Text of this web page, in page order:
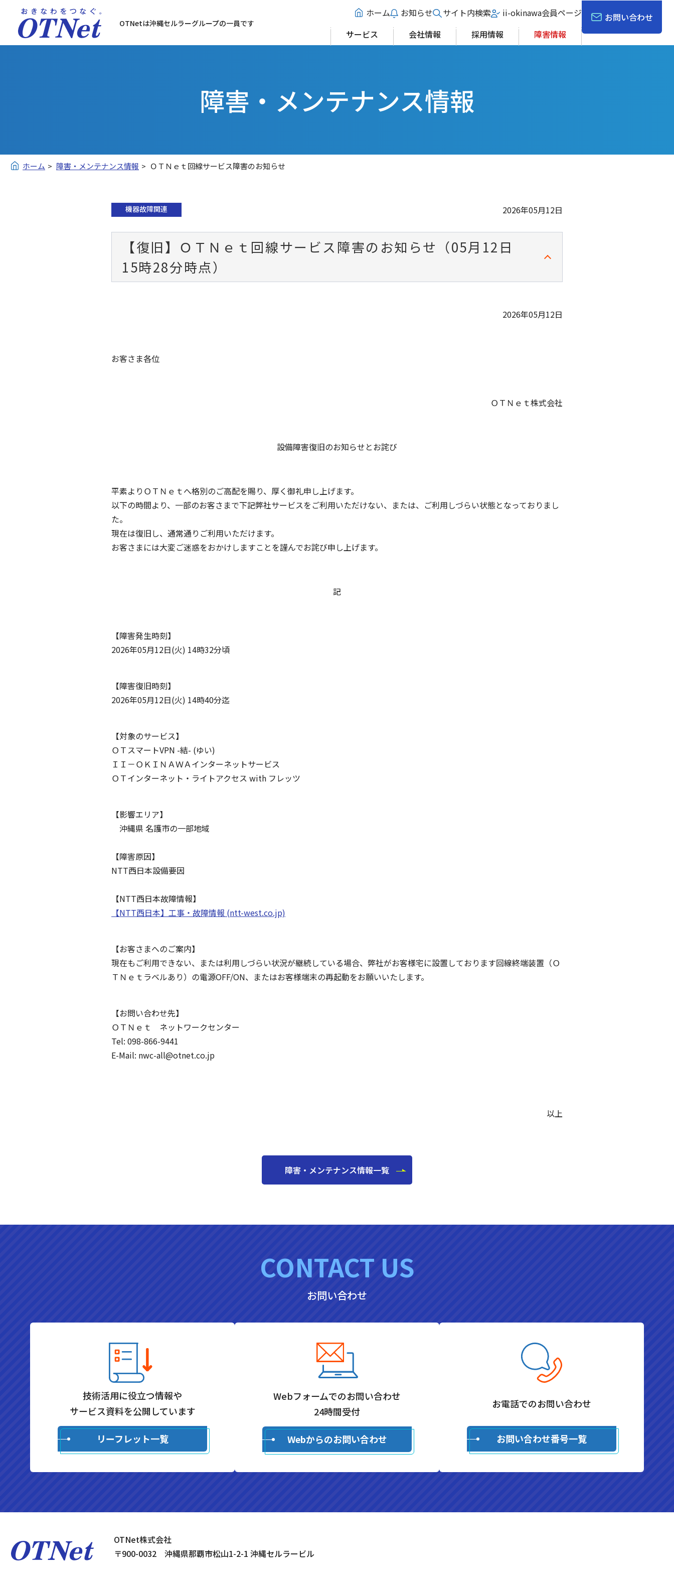
OTNetは沖縄セルラーグループの一員です
ホーム お知らせ サイト内検索
ii-okinawa会員ページ
サービス
会社情報 採用情報 障害情報
お問い合わせ
障害・メンテナンス情報
ホーム 障害・メンテナンス情報 ＯＴＮｅｔ回線サービス障害のお知らせ
機器故障関連 2026年05月12日
【復旧】ＯＴＮｅｔ回線サービス障害のお知らせ（05月12日
15時28分時点）
2026年05月12日
お客さま各位
ＯＴＮｅｔ株式会社
設備障害復旧のお知らせとお詫び
平素よりＯＴＮｅｔへ格別のご高配を賜り、厚く御礼申し上げます。
以下の時間より、一部のお客さまで下記弊社サービスをご利用いただけない、または、ご利用しづらい状態となっておりまし
た。
現在は復旧し、通常通りご利用いただけます。
お客さまには大変ご迷惑をおかけしますことを謹んでお詫び申し上げます。
記
【障害発生時刻】
2026年05月12日(火) 14時32分頃
【障害復旧時刻】
2026年05月12日(火) 14時40分迄
【対象のサービス】
ＯＴスマートVPN -結- (ゆい)
ＩＩ－ＯＫＩＮＡＷＡインターネットサービス
ＯＴインターネット・ライトアクセス with フレッツ
【影響エリア】
沖縄県 名護市の一部地域
【障害原因】
NTT西日本設備要因
【NTT西日本故障情報】
【NTT西日本】工事・故障情報 (ntt-west.co.jp)
【お客さまへのご案内】
現在もご利用できない、または利用しづらい状況が継続している場合、弊社がお客様宅に設置しております回線終端装置（Ｏ
ＴＮｅｔラベルあり）の電源OFF/ON、またはお客様端末の再起動をお願いいたします。
【お問い合わせ先】
ＯＴＮｅｔ ネットワークセンター
Tel: 098-866-9441
E-Mail: nwc-all@otnet.co.jp
以上
障害・メンテナンス情報一覧
CONTACT US
お問い合わせ
技術活用に役立つ情報や
サービス資料を公開しています
リーフレット一覧
Webフォームでのお問い合わせ
24時間受付
Webからのお問い合わせ
お電話でのお問い合わせ
お問い合わせ番号一覧
OTNet株式会社
〒900-0032 沖縄県那覇市松山1-2-1 沖縄セルラービル